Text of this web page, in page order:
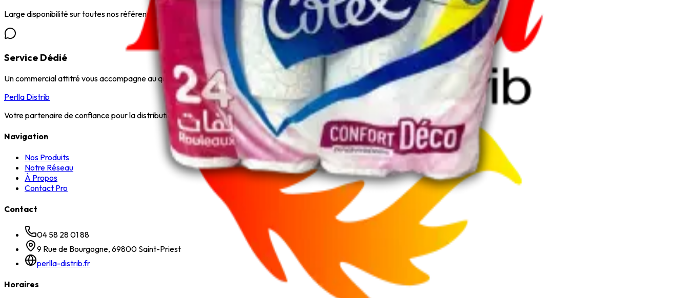
Large disponibilité sur toutes nos références.
Service Dédié
Un commercial attitré vous accompagne au quotidien.
Perlla Distrib
Votre partenaire de confiance pour la distribution de produits surgelés de qualité.
Navigation
Nos Produits
Notre Réseau
À Propos
Contact Pro
Contact
04 58 28 01 88
9 Rue de Bourgogne, 69800 Saint-Priest
perlla-distrib.fr
Horaires